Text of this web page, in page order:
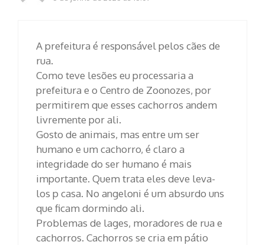
A prefeitura é responsável pelos cães de
rua.
Como teve lesões eu processaria a
prefeitura e o Centro de Zoonozes, por
permitirem que esses cachorros andem
livremente por ali.
Gosto de animais, mas entre um ser
humano e um cachorro, é claro a
integridade do ser humano é mais
importante. Quem trata eles deve leva-
los p casa. No angeloni é um absurdo uns
que ficam dormindo ali.
Problemas de lages, moradores de rua e
cachorros. Cachorros se cria em pátio